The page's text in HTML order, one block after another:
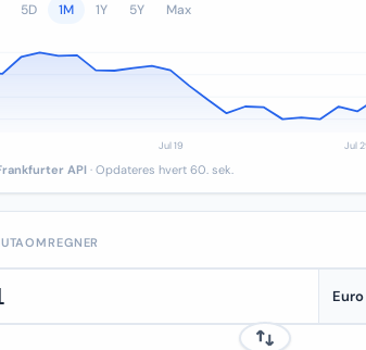
5D 1M 1Y 5Y Max
API · Opdateres hvert 60. sek.